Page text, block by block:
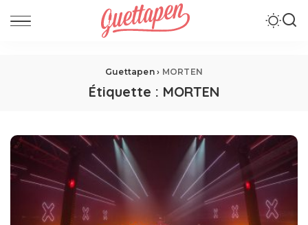
Guettapen› MORTEN
Étiquette : MORTEN